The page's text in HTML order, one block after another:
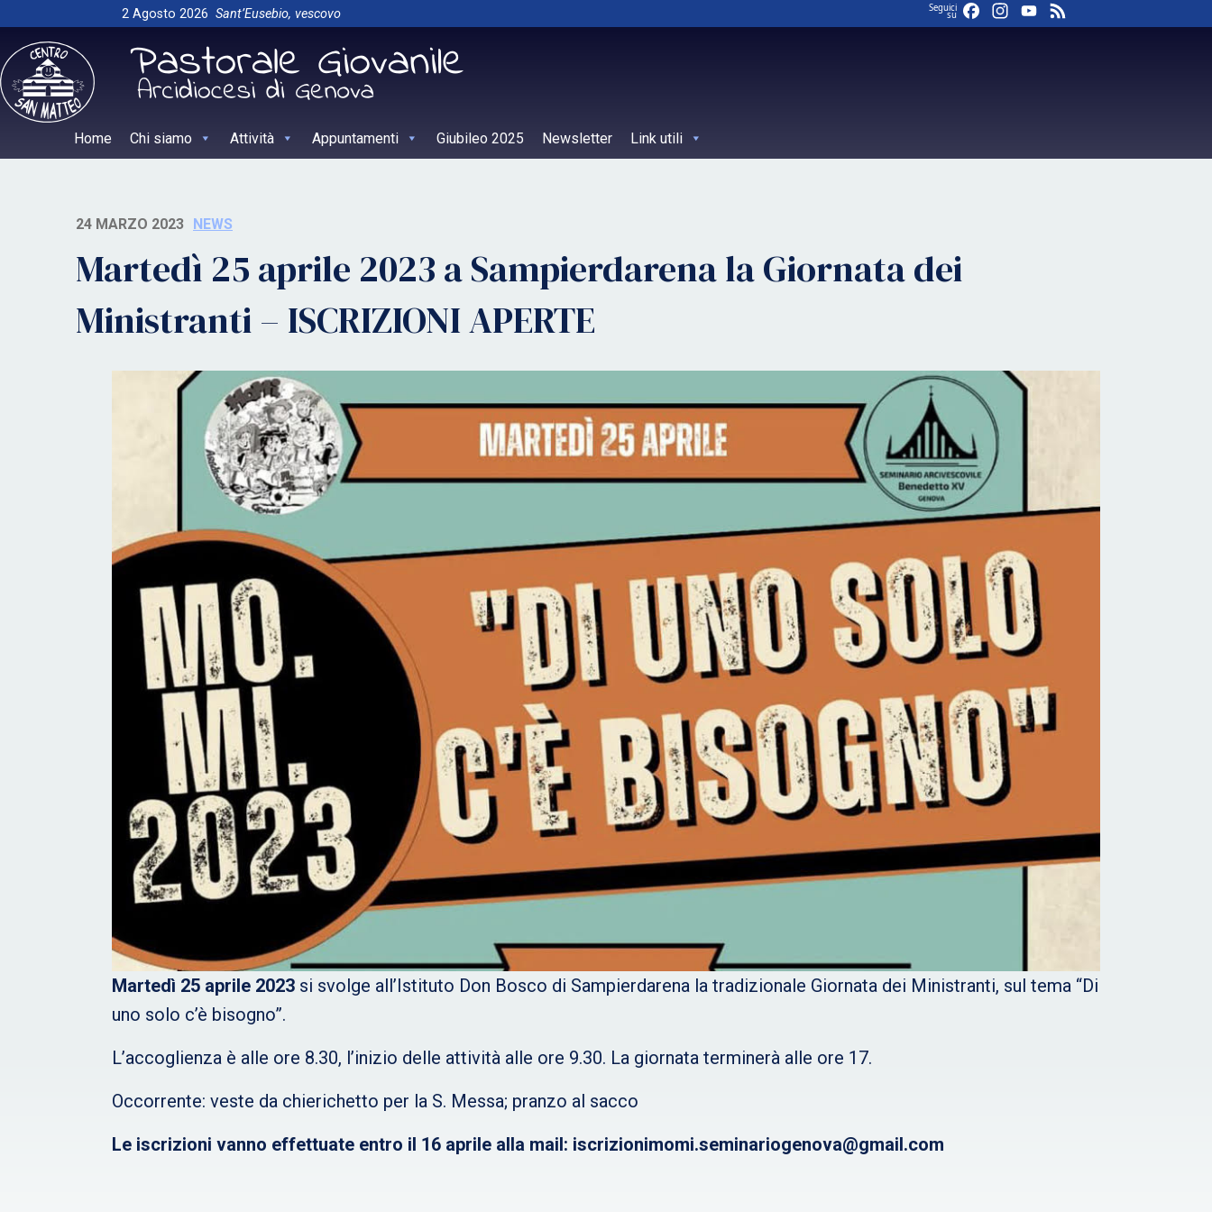
to
content
2 Agosto 2026 Sant’Eusebio, vescovo Seguici
su FacebookInstagram
YouTube
Home Chi siamo Attività Appuntamenti Giubileo 2025 Newsletter Link utili
24 MARZO 2023 NEWS
Martedì 25 aprile 2023 a Sampierdarena la Giornata dei
Ministranti – ISCRIZIONI APERTE
Martedì 25 aprile 2023 si svolge all’Istituto Don Bosco di Sampierdarena la tradizionale Giornata dei Ministranti, sul tema “Di
uno solo c’è bisogno”.
L’accoglienza è alle ore 8.30, l’inizio delle attività alle ore 9.30. La giornata terminerà alle ore 17.
Occorrente: veste da chierichetto per la S. Messa; pranzo al sacco
Le iscrizioni vanno effettuate entro il 16 aprile alla mail: iscrizionimomi.seminariogenova@gmail.com